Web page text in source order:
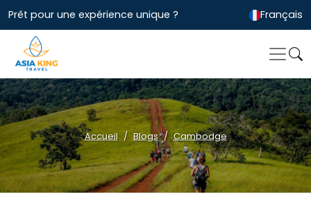
Prêt pour une expérience unique ? Français
Accueil Blogs Cambodge